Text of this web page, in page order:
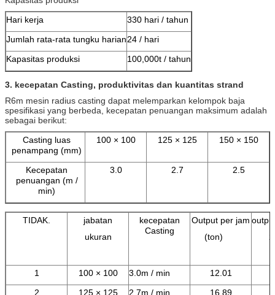
Hari kerja
330 hari / tahun
Jumlah rata-rata tungku harian24 / hari
Kapasitas produksi
100,000t / tahun
3. kecepatan Casting, produktivitas dan kuantitas strand
R6m mesin radius casting dapat melemparkan kelompok baja
spesifikasi yang berbeda, kecepatan penuangan maksimum adalah
sebagai berikut:
Casting luas
penampang (mm)
100 × 100 125 × 125 150 × 150
Kecepatan
penuangan (m /
min)
3.0 2.7 2.5
TIDAK.
jabatan
ukuran
kecepatan
Casting
Output per jam
(ton)
1
100 × 100 3.0m / min 12.01
2
125 × 125 2.7m / min 16,89